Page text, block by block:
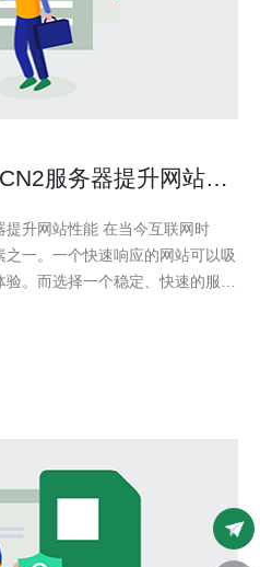
服务器提升网站性
能 在当今互联网时
一。一个快速响应的网站可以吸
。而选择一个稳定、快速的服务